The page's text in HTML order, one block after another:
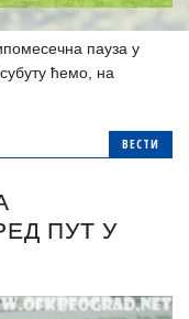
пауза у
ћемо, на
ВЕСТИ
ПУТ У